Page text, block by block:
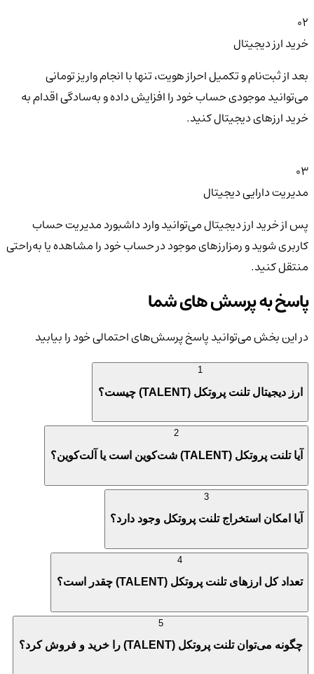
02
خرید ارز دیجیتال
بعد از ثبت‌نام و تکمیل احراز هویت، تنها با انجام واریز تومانی
می‌توانید موجودی حساب خود را افزایش داده و به‌سادگی اقدام به
خرید ارزهای دیجیتال کنید.
03
مدیریت دارایی دیجیتال
پس از خرید ارز دیجیتال می‌توانید وارد داشبورد مدیریت حساب
کاربری شوید و رمزارزهای موجود در حساب خود را مشاهده یا به‌راحتی
منتقل کنید.
پاسخ به پرسش های شما
در این بخش می‌توانید پاسخ پرسش‌های احتمالی خود را بیابید
ارز دیجیتال تلنت پروتکل (TALENT) چیست؟
آیا تلنت پروتکل (TALENT) شت‌کوین است یا آلت‌کوین؟
آیا امکان استخراج تلنت پروتکل وجود دارد؟
تعداد کل ارزهای تلنت پروتکل (TALENT) چقدر است؟
چگونه می‌توان تلنت پروتکل (TALENT) را خرید و فروش کرد؟